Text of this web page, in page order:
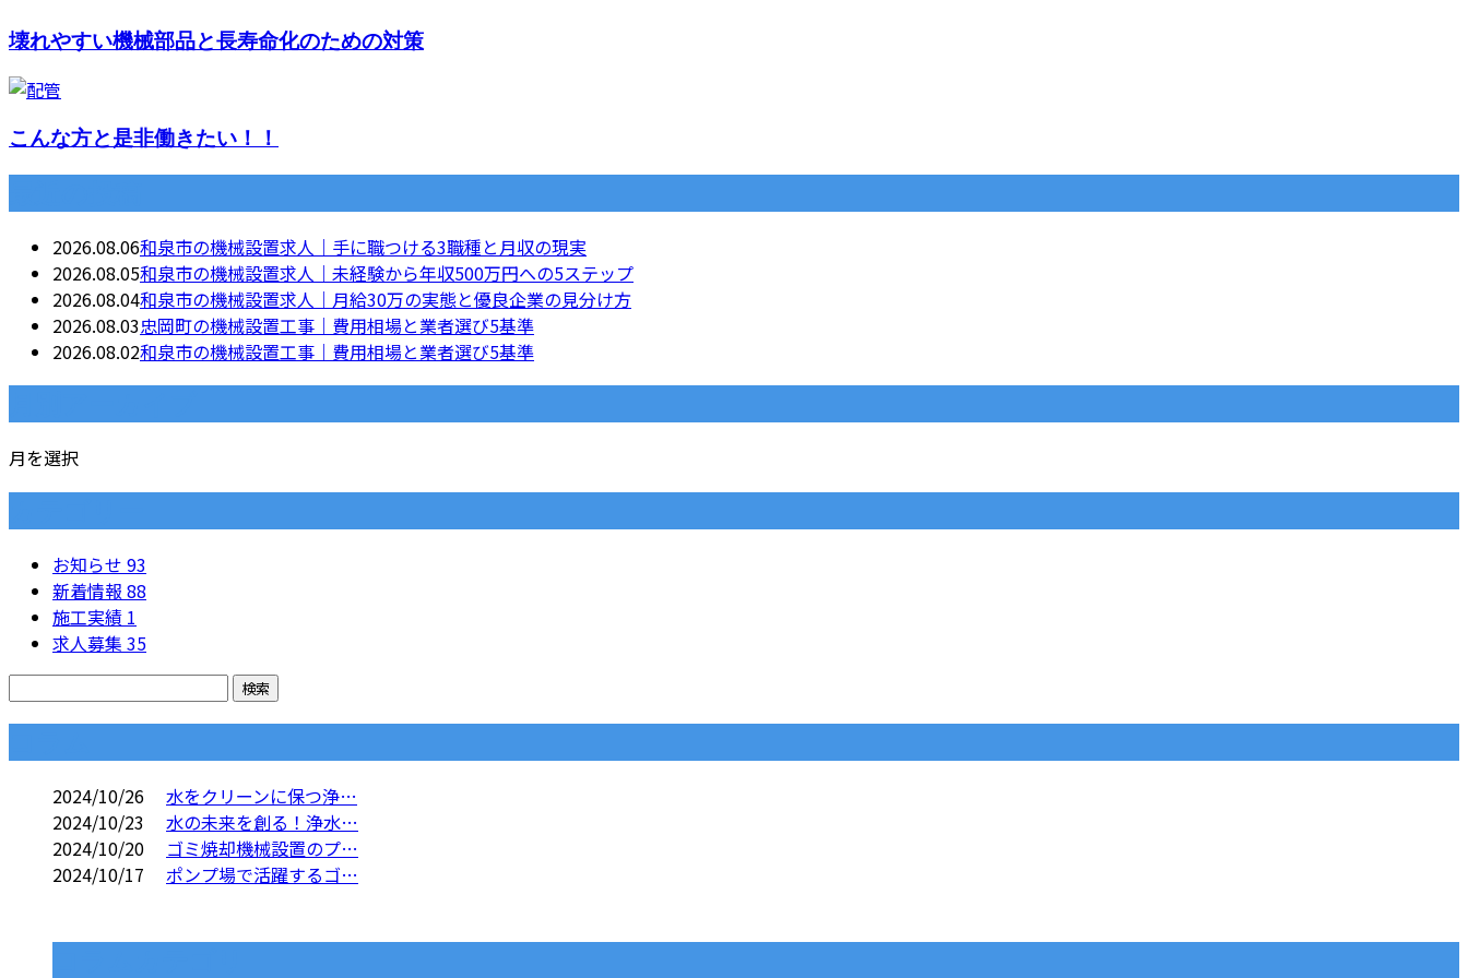
壊れやすい機械部品と長寿命化のための対策
こんな方と是非働きたい！！
2026.08.06和泉市の機械設置求人｜手に職つける3職種と月収の現実
2026.08.05和泉市の機械設置求人｜未経験から年収500万円への5ステップ
2026.08.04和泉市の機械設置求人｜月給30万の実態と優良企業の見分け方
2026.08.03忠岡町の機械設置工事｜費用相場と業者選び5基準
2026.08.02和泉市の機械設置工事｜費用相場と業者選び5基準
月を選択
お知らせ 93
新着情報 88
施工実績 1
求人募集 35
2024/10/26
水をクリーンに保つ浄…
2024/10/23
水の未来を創る！浄水…
2024/10/20
ゴミ焼却機械設置のプ…
2024/10/17
ポンプ場で活躍するゴ…